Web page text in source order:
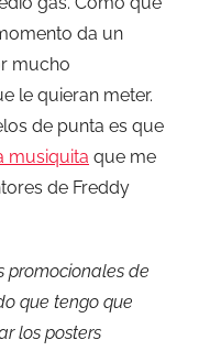
da un
mucho
le quieran meter.
de punta es que
musiquita que me
de Freddy
promocionales de
que tengo que
los posters